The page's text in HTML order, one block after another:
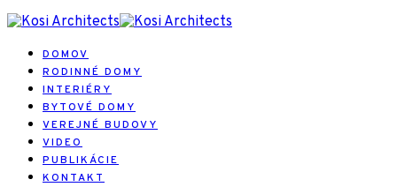
DOMOV
RODINNÉ DOMY
INTERIÉRY
BYTOVÉ DOMY
VEREJNÉ BUDOVY
VIDEO
PUBLIKÁCIE
KONTAKT